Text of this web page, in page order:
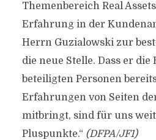
Themenbereich Real
Erfahrung in der
Herrn Guzialowski zur
die neue Stelle. Dass er
beteiligten Personen
Erfahrungen von Seiten
mitbringt, sind für uns
Pluspunkte.“ (DFPA/JF1)